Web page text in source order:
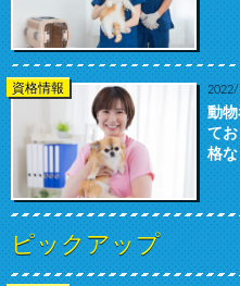
資格情報
動
て
格
ピックアップ